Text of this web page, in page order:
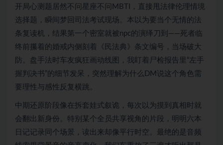
开局心测题居然不问星座不问MBTI，直接甩法律伦理情境
选择题，瞬间梦回司法考试现场。本以为要当个无情的法
条复读机，结果第一个密室就被npc的演绎刀到——死者临
终前攥着的婚戒内侧刻着《民法典》条文编号，当场破大
防。盘手法时车友疯狂画动线图，我盯着尸检报告里“左手
握判决书”的细节发呆，突然理解为什么DM说这个角色需
要理性与感性反复横跳。
中期还原阶段像在拆套娃式叙诡，每次以为摸到真相时就
会翻出新身份。特别某个全员共享视角的片段，明明六本
日记记录同个场景，读出来却像平行时空。最绝的是音频